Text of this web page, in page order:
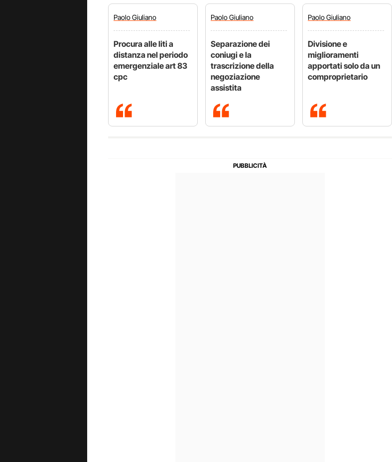
PaoloGiuliano
Procura alle liti a
distanza nel periodo
emergenziale art 83
cpc
PaoloGiuliano
Separazione dei
coniugi e la
trascrizione della
negoziazione
assistita
PaoloGiuliano
Divisione e
miglioramenti
apportati solo da un
comproprietario